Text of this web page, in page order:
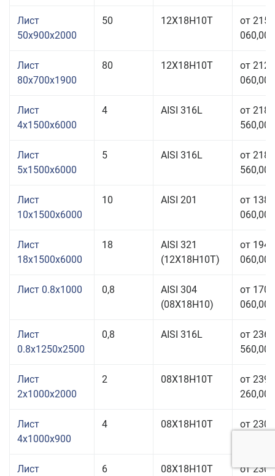
Лист
50x900x2000
50 12Х18Н10Т
от 215
060,00
Лист
80x700x1900
80 12Х18Н10Т
от 212
060,00
Лист
4x1500x6000
4 AISI 316L
от 218
560,00
Лист
5x1500x6000
5 AISI 316L
от 218
560,00
Лист
10x1500x6000
10 AISI 201
от 138
060,00
Лист
18x1500x6000
18
AISI 321
(12Х18Н10Т)
от 194
060,00
Лист 0.8x1000 0,8
AISI 304
(08Х18Н10)
от 170
060,00
Лист
0.8x1250x2500
0,8 AISI 316L
от 236
560,00
Лист
2x1000x2000
2 08Х18Н10Т
от 239
260,00
Лист
4x1000x900
4 08Х18Н10Т
от 230
Лист 6 08Х18Н10Т от 230